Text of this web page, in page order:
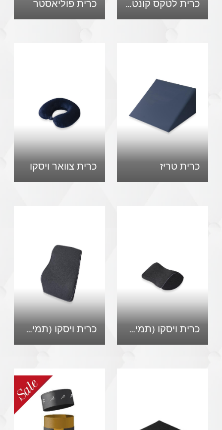
כרית לטקס קונטור כרית פוליאסטר
כרית טריז כרית צוואר ויסקו
כרית ויסקו (תמיכת ראש) כרית ויסקו (תמיכה לגב)